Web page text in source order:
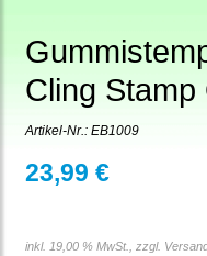
Cling
Artikel-Nr.: EB1009
23,99 €
inkl. 19,00 % MwSt., zzgl.